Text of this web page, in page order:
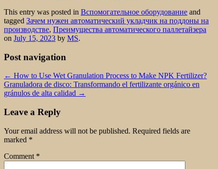
This entry was posted in Вспомогательное оборудование and
tagged Зачем нужен автоматический укладчик на поддоны на
производстве, Преимущества автоматического паллетайзера
on July 15, 2023 by MS.
Post navigation
← How to Use Wet Granulation Process to Make NPK Fertilizer?
Granuladora de disco: Transformando el fertilizante orgánico en
gránulos de alta calidad →
Leave a Reply
Your email address will not be published. Required fields are
marked *
Comment *